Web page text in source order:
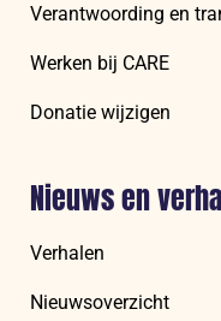
Verantwoording en
Werken bij CARE
Donatie wijzigen
Nieuws en
Verhalen
Nieuwsoverzicht